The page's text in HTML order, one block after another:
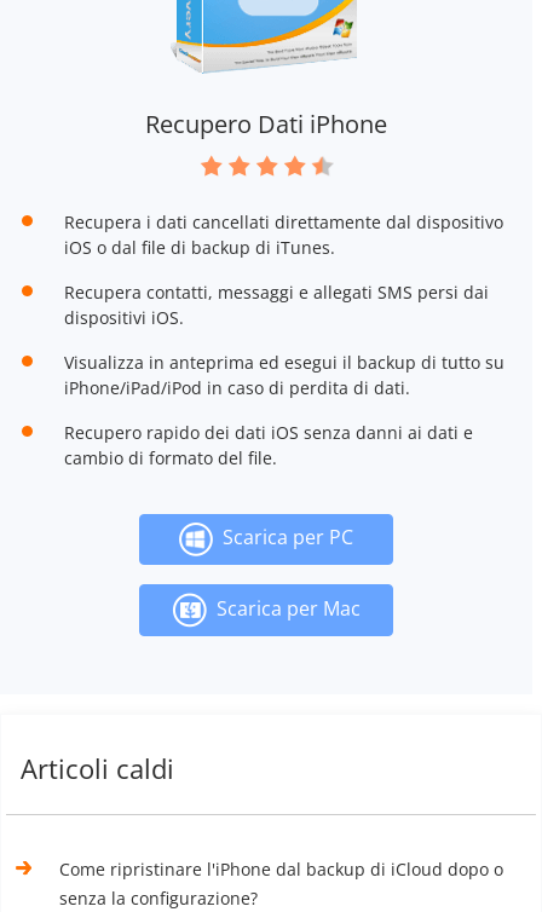
Recupero Dati iPhone
Recupera i dati cancellati direttamente dal dispositivo
iOS o dal file di backup di iTunes.
Recupera contatti, messaggi e allegati SMS persi dai
dispositivi iOS.
Visualizza in anteprima ed esegui il backup di tutto su
iPhone/iPad/iPod in caso di perdita di dati.
Recupero rapido dei dati iOS senza danni ai dati e
cambio di formato del file.
Scarica per PC
Scarica per Mac
Articoli caldi
Come ripristinare l'iPhone dal backup di iCloud dopo o
senza la configurazione?